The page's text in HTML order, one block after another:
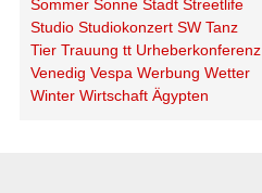
Sommer Sonne Stadt Streetlife
Studio Studiokonzert SW Tanz
Tier Trauung tt Urheberkonferenz
Venedig Vespa Werbung Wetter
Winter Wirtschaft Ägypten